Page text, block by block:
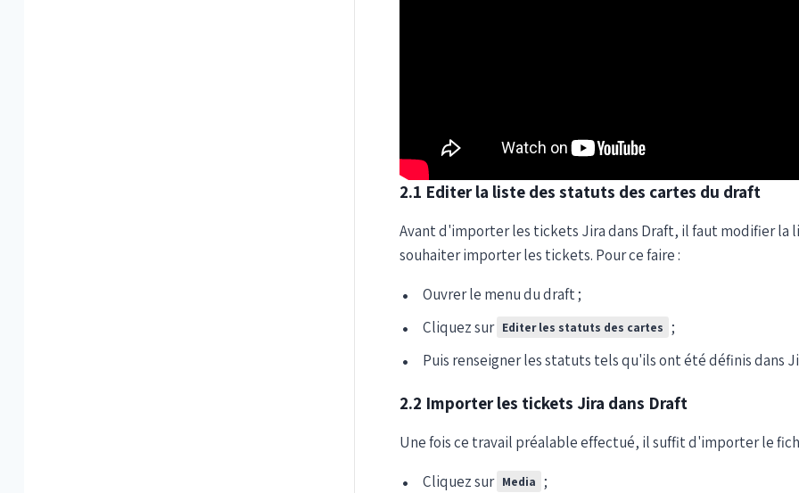
2.1 Editer la liste des statuts des cartes du draft
Avant d'importer les tickets Jira dans Draft, il faut modifier la
souhaiter importer les tickets. Pour ce faire :
Ouvrer le menu du draft ;
Cliquez sur Editer les statuts des cartes ;
Puis renseigner les statuts tels qu'ils ont été définis dans
2.2 Importer les tickets Jira dans Draft
Une fois ce travail préalable effectué, il suffit d'importer le
Cliquez sur Media ;